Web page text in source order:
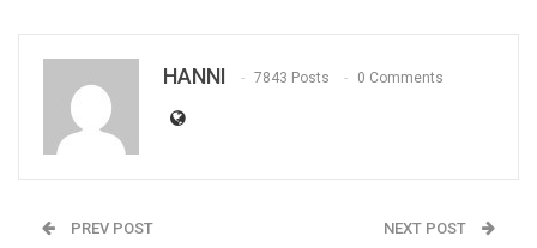
HANNI 7843 Posts 0 Comments
PREV POST NEXT POST